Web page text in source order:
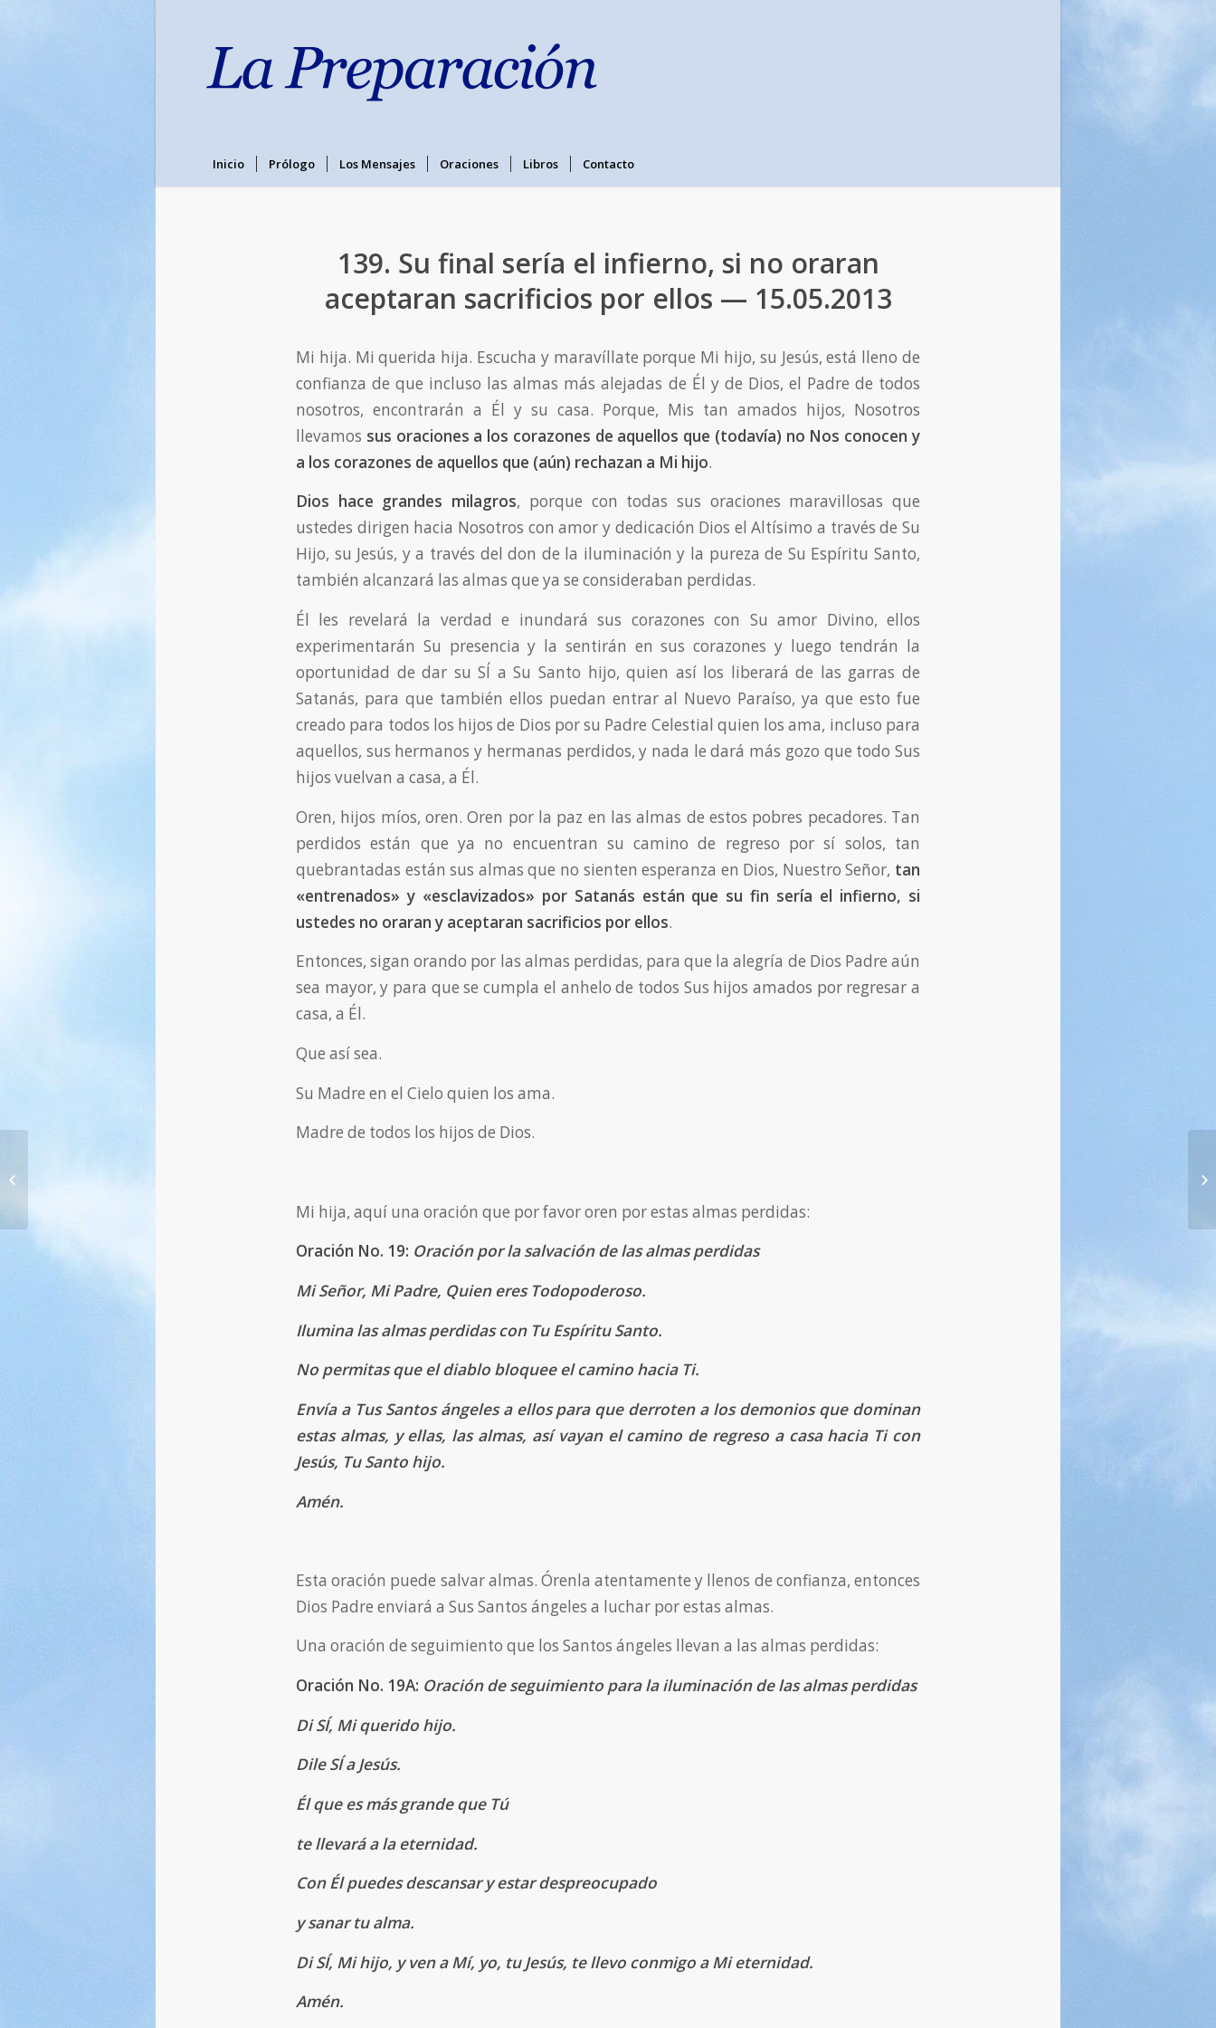
Inicio Prólogo Los Mensajes Oraciones Libros Contacto
139. Su final sería el infierno, si no oraran
aceptaran sacrificios por ellos — 15.05.2013
Mi hija. Mi querida hija. Escucha y maravíllate porque Mi hijo, su Jesús, está lleno de
confianza de que incluso las almas más alejadas de Él y de Dios, el Padre de todos
nosotros, encontrarán a Él y su casa. Porque, Mis tan amados hijos, Nosotros
llevamos sus oraciones a los corazones de aquellos que (todavía) no Nos conocen y
a los corazones de aquellos que (aún) rechazan a Mi hijo.
Dios hace grandes milagros, porque con todas sus oraciones maravillosas que
ustedes dirigen hacia Nosotros con amor y dedicación Dios el Altísimo a través de Su
Hijo, su Jesús, y a través del don de la iluminación y la pureza de Su Espíritu Santo,
también alcanzará las almas que ya se consideraban perdidas.
Él les revelará la verdad e inundará sus corazones con Su amor Divino, ellos
experimentarán Su presencia y la sentirán en sus corazones y luego tendrán la
oportunidad de dar su SÍ a Su Santo hijo, quien así los liberará de las garras de
Satanás, para que también ellos puedan entrar al Nuevo Paraíso, ya que esto fue
creado para todos los hijos de Dios por su Padre Celestial quien los ama, incluso para
aquellos, sus hermanos y hermanas perdidos, y nada le dará más gozo que todo Sus
hijos vuelvan a casa, a Él.
Oren, hijos míos, oren. Oren por la paz en las almas de estos pobres pecadores. Tan
perdidos están que ya no encuentran su camino de regreso por sí solos, tan
quebrantadas están sus almas que no sienten esperanza en Dios, Nuestro Señor, tan
«entrenados» y «esclavizados» por Satanás están que su fin sería el infierno, si
ustedes no oraran y aceptaran sacrificios por ellos.
Entonces, sigan orando por las almas perdidas, para que la alegría de Dios Padre aún
sea mayor, y para que se cumpla el anhelo de todos Sus hijos amados por regresar a
casa, a Él.
Que así sea.
Su Madre en el Cielo quien los ama.
Madre de todos los hijos de Dios.
Mi hija, aquí una oración que por favor oren por estas almas perdidas:
Oración No. 19: Oración por la salvación de las almas perdidas
Mi Señor, Mi Padre, Quien eres Todopoderoso.
Ilumina las almas perdidas con Tu Espíritu Santo.
No permitas que el diablo bloquee el camino hacia Ti.
Envía a Tus Santos ángeles a ellos para que derroten a los demonios que dominan
estas almas, y ellas, las almas, así vayan el camino de regreso a casa hacia Ti con
Jesús, Tu Santo hijo.
Amén.
Esta oración puede salvar almas. Órenla atentamente y llenos de confianza, entonces
Dios Padre enviará a Sus Santos ángeles a luchar por estas almas.
Una oración de seguimiento que los Santos ángeles llevan a las almas perdidas:
Oración No. 19A: Oración de seguimiento para la iluminación de las almas perdidas
Di SÍ, Mi querido hijo.
Dile SÍ a Jesús.
Él que es más grande que Tú
te llevará a la eternidad.
Con Él puedes descansar y estar despreocupado
y sanar tu alma.
Di SÍ, Mi hijo, y ven a Mí, yo, tu Jesús, te llevo conmigo a Mi eternidad.
Amén.